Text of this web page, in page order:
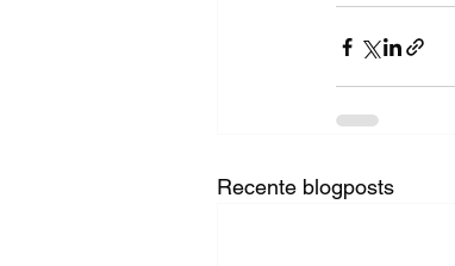
Recente blogposts